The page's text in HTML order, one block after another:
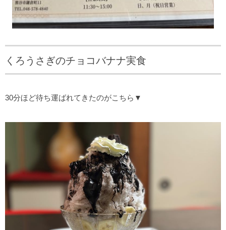
くろうさぎのチョコバナナ実食
30分ほど待ち運ばれてきたのがこちら▼